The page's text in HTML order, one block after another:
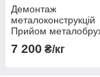
Демонтаж
металоконструкцій
Прийом
Дніпро
7 200 ₴/кг